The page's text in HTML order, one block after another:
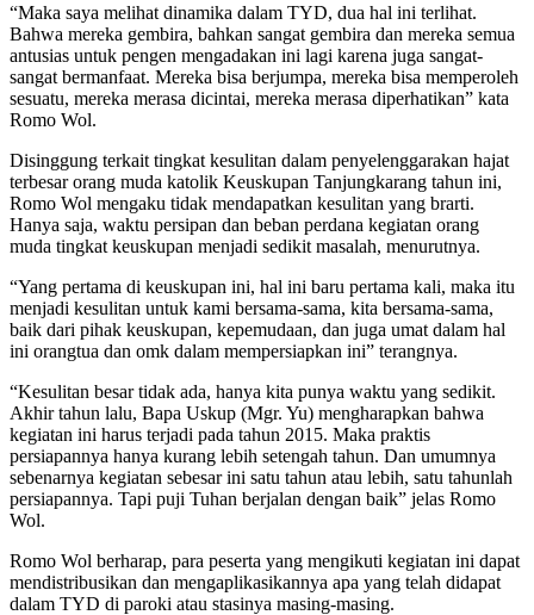
“Maka saya melihat dinamika dalam TYD, dua hal ini terlihat.
Bahwa mereka gembira, bahkan sangat gembira dan mereka semua
antusias untuk pengen mengadakan ini lagi karena juga sangat-
sangat bermanfaat. Mereka bisa berjumpa, mereka bisa memperoleh
sesuatu, mereka merasa dicintai, mereka merasa diperhatikan” kata
Romo Wol.
Disinggung terkait tingkat kesulitan dalam penyelenggarakan hajat
terbesar orang muda katolik Keuskupan Tanjungkarang tahun ini,
Romo Wol mengaku tidak mendapatkan kesulitan yang brarti.
Hanya saja, waktu persipan dan beban perdana kegiatan orang
muda tingkat keuskupan menjadi sedikit masalah, menurutnya.
“Yang pertama di keuskupan ini, hal ini baru pertama kali, maka itu
menjadi kesulitan untuk kami bersama-sama, kita bersama-sama,
baik dari pihak keuskupan, kepemudaan, dan juga umat dalam hal
ini orangtua dan omk dalam mempersiapkan ini” terangnya.
“Kesulitan besar tidak ada, hanya kita punya waktu yang sedikit.
Akhir tahun lalu, Bapa Uskup (Mgr. Yu) mengharapkan bahwa
kegiatan ini harus terjadi pada tahun 2015. Maka praktis
persiapannya hanya kurang lebih setengah tahun. Dan umumnya
sebenarnya kegiatan sebesar ini satu tahun atau lebih, satu tahunlah
persiapannya. Tapi puji Tuhan berjalan dengan baik” jelas Romo
Wol.
Romo Wol berharap, para peserta yang mengikuti kegiatan ini dapat
mendistribusikan dan mengaplikasikannya apa yang telah didapat
dalam TYD di paroki atau stasinya masing-masing.